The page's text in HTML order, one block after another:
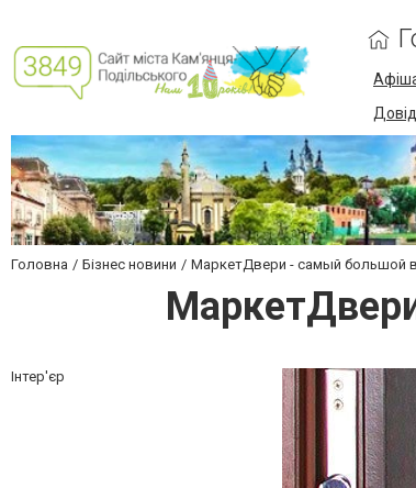
Головна Бізнес новини МаркетДвери - самый большой
Інтер'єр